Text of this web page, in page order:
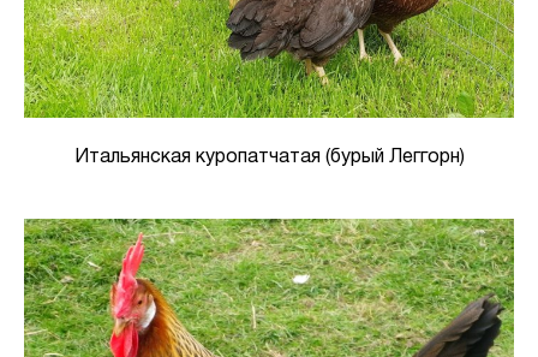
Итальянская куропатчатая (бурый Леггорн)